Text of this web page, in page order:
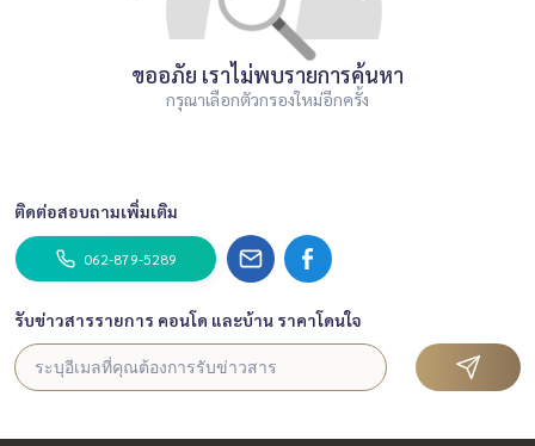
ขออภัย เราไม่พบรายการค้นหา
กรุณาเลือกตัวกรองใหม่อีกครั้ง
ติดต่อสอบถามเพิ่มเติม
062-879-5289
รับข่าวสารรายการ คอนโด และบ้าน ราคาโดนใจ